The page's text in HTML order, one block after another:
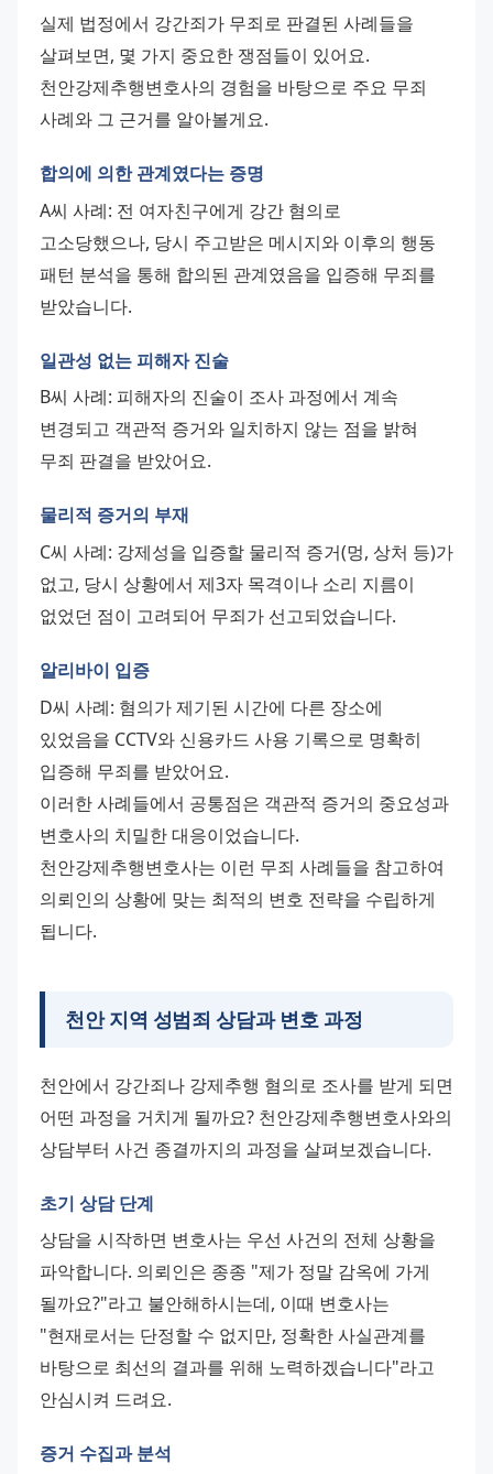
실제 법정에서 강간죄가 무죄로 판결된 사례들을
살펴보면, 몇 가지 중요한 쟁점들이 있어요.
천안강제추행변호사의 경험을 바탕으로 주요 무죄
사례와 그 근거를 알아볼게요.
합의에 의한 관계였다는 증명
A씨 사례: 전 여자친구에게 강간 혐의로
고소당했으나, 당시 주고받은 메시지와 이후의 행동
패턴 분석을 통해 합의된 관계였음을 입증해 무죄를
받았습니다.
일관성 없는 피해자 진술
B씨 사례: 피해자의 진술이 조사 과정에서 계속
변경되고 객관적 증거와 일치하지 않는 점을 밝혀
무죄 판결을 받았어요.
물리적 증거의 부재
C씨 사례: 강제성을 입증할 물리적 증거(멍, 상처 등)가
없고, 당시 상황에서 제3자 목격이나 소리 지름이
없었던 점이 고려되어 무죄가 선고되었습니다.
알리바이 입증
D씨 사례: 혐의가 제기된 시간에 다른 장소에
있었음을 CCTV와 신용카드 사용 기록으로 명확히
입증해 무죄를 받았어요.
이러한 사례들에서 공통점은 객관적 증거의 중요성과
변호사의 치밀한 대응이었습니다.
천안강제추행변호사는 이런 무죄 사례들을 참고하여
의뢰인의 상황에 맞는 최적의 변호 전략을 수립하게
됩니다.
천안 지역 성범죄 상담과 변호 과정
천안에서 강간죄나 강제추행 혐의로 조사를 받게 되면
어떤 과정을 거치게 될까요? 천안강제추행변호사와의
상담부터 사건 종결까지의 과정을 살펴보겠습니다.
초기 상담 단계
상담을 시작하면 변호사는 우선 사건의 전체 상황을
파악합니다. 의뢰인은 종종 "제가 정말 감옥에 가게
될까요?"라고 불안해하시는데, 이때 변호사는
"현재로서는 단정할 수 없지만, 정확한 사실관계를
바탕으로 최선의 결과를 위해 노력하겠습니다"라고
안심시켜 드려요.
증거 수집과 분석